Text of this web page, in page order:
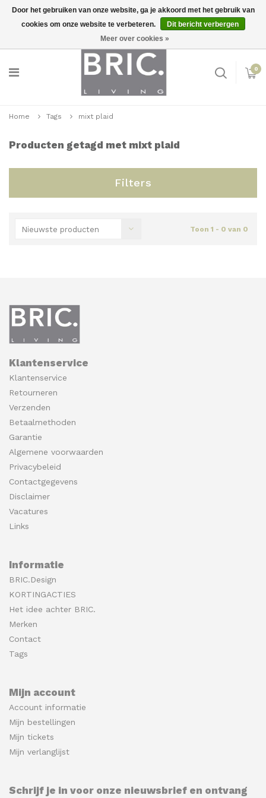
Inloggen
0
Home Tags mixt plaid
Producten getagd met mixt plaid
Filters
Nieuwste producten Toon 1 - 0 van 0
Klantenservice
Klantenservice
Retourneren
Verzenden
Betaalmethoden
Garantie
Algemene voorwaarden
Privacybeleid
Contactgegevens
Disclaimer
Vacatures
Links
Informatie
BRIC.Design
KORTINGACTIES
Het idee achter BRIC.
Merken
Contact
Tags
Mijn account
Account informatie
Mijn bestellingen
Mijn tickets
Mijn verlanglijst
Schrijf je in voor onze nieuwsbrief en ontvang
Door het gebruiken van onze website, ga je akkoord met het gebruik van
cookies om onze website te verbeteren.
Dit bericht verbergen
Meer over cookies »